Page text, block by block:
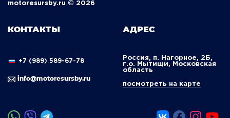
motoresursby.ru © 2026
КОНТАКТЫ
+7 (989) 589-67-78
info@motoresursby.ru
АДРЕС
Россия, п. Нагорное, 2Б,
г.о. Мытищи, Московская
область
посмотреть на карте